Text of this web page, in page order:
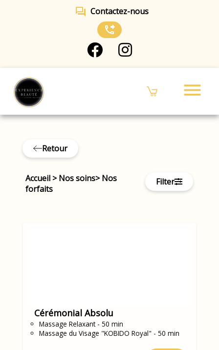
forum Contactez-nous
phone_forwarded
menu
Retour
Accueil >Nos soins>Nos
forfaits
Filter
Cérémonial Absolu
Massage Relaxant - 50 min
Massage du Visage "KOBIDO Royal" - 50 min